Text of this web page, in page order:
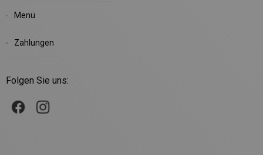
Menü
Zahlungen
Folgen Sie uns: